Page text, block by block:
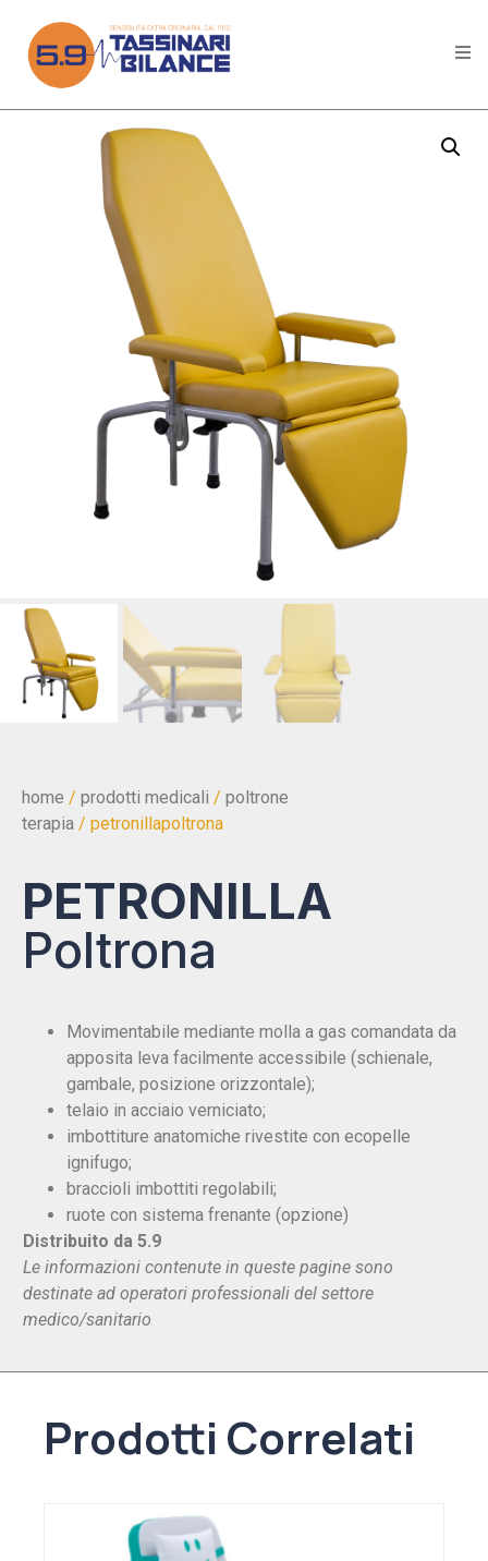
home / prodotti medicali / poltrone
terapia / petronillapoltrona
PETRONILLA
Poltrona
Movimentabile mediante molla a gas comandata da
apposita leva facilmente accessibile (schienale,
gambale, posizione orizzontale);
telaio in acciaio verniciato;
imbottiture anatomiche rivestite con ecopelle
ignifugo;
braccioli imbottiti regolabili;
ruote con sistema frenante (opzione)
Distribuito da 5.9
Le informazioni contenute in queste pagine sono
destinate ad operatori professionali del settore
medico/sanitario
Prodotti Correlati